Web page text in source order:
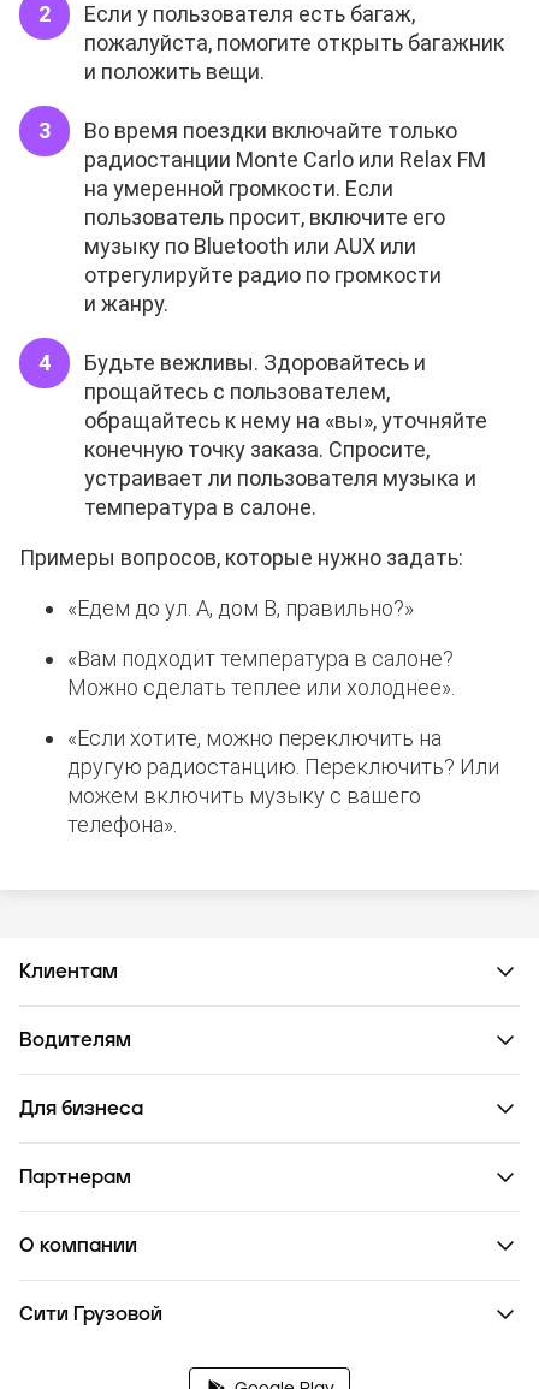
Если у пользователя есть багаж,
пожалуйста, помогите открыть багажник
и положить вещи.
Во время поездки включайте только
радиостанции Monte Carlo или Relax FM
на умеренной громкости. Если
пользователь просит, включите его
музыку по Bluetooth или AUX или
отрегулируйте радио по громкости
и жанру.
Будьте вежливы. Здоровайтесь и
прощайтесь с пользователем,
обращайтесь к нему на «вы», уточняйте
конечную точку заказа. Спросите,
устраивает ли пользователя музыка и
температура в салоне.
Примеры вопросов, которые нужно задать:
«Едем до ул. А, дом В, правильно?»
«Вам подходит температура в салоне?
Можно сделать теплее или холоднее».
«Если хотите, можно переключить на
другую радиостанцию. Переключить? Или
можем включить музыку с вашего
телефона».
Клиентам
Водителям
Для бизнеса
Партнерам
О компании
Сити Грузовой